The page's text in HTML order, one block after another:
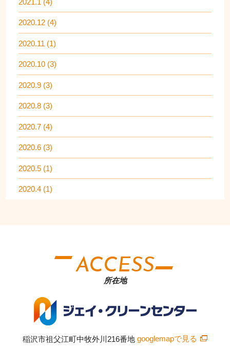
2020.12 (4)
2020.11 (1)
2020.10 (3)
2020.9 (3)
2020.8 (3)
2020.7 (4)
2020.6 (3)
2020.5 (1)
2020.4 (1)
ACCESS
所在地
稲沢市祖父江町中牧外川216番地 googlemapで見る